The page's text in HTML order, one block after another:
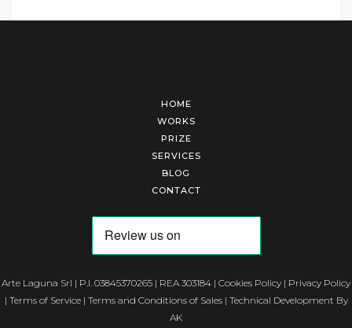
HOME
WORKS
PRIZE
SERVICES
BLOG
CONTACT
Arte Laguna Srl | P.I. 03845370265 | REA 303184 | Cookies Policy | Privacy Policy
| Terms of Service| Terms and Conditions of Sales| Technical Development By
AK